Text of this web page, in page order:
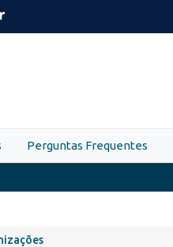
Perguntas Frequentes